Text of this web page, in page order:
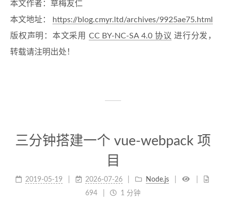
本文作者：草梅友仁
本文地址：
https://blog.cmyr.ltd/archives/9925ae75.html
版权声明：本文采用 CC BY-NC-SA 4.0 协议 进行分发，
转载请注明出处！
三分钟搭建一个 vue-webpack 项
目
2019-05-19 2026-07-26
Node.js
694
1 分钟